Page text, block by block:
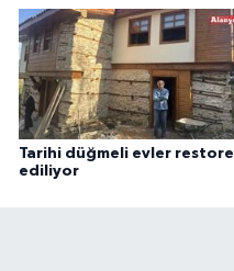
Tarihi düğmeli evler restore
ediliyor